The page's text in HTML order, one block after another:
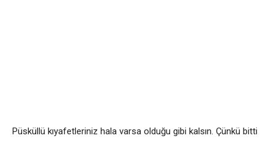
Püsküllü kıyafetleriniz hala varsa olduğu gibi kalsın. Çünkü bitti